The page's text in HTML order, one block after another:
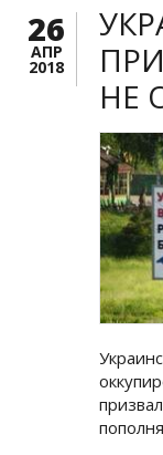
26
АПР
2018
НЕ